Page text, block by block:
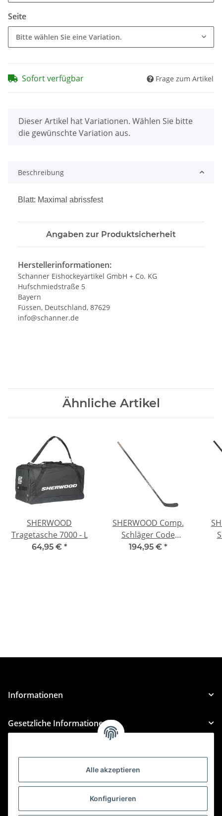
Alle akzeptieren
Konfigurieren
Seite
Bitte wählen Sie eine Variation.
Sofort verfügbar Frage zum Artikel
x
Dieser Artikel hat Variationen. Wählen Sie bitte
die gewünschte Variation aus.
Beschreibung
Blatt: Maximal abrissfest
Angaben zur Produktsicherheit
Herstellerinformationen:
Schanner Eishockeyartikel GmbH + Co. KG
Hufschmiedstraße 5
Bayern
Füssen, Deutschland, 87629
info@schanner.de
Ähnliche Artikel
SHERWOOD
Tragetasche 7000 - L
64,95 € *
SHERWOOD Comp.
Schläger Code
Photon Pro - 48"
194,95 € *
Informationen
Gesetzliche Informationen
Für Custom Anfragen und Custom Bestellungen auch
custom@htr-shop.com